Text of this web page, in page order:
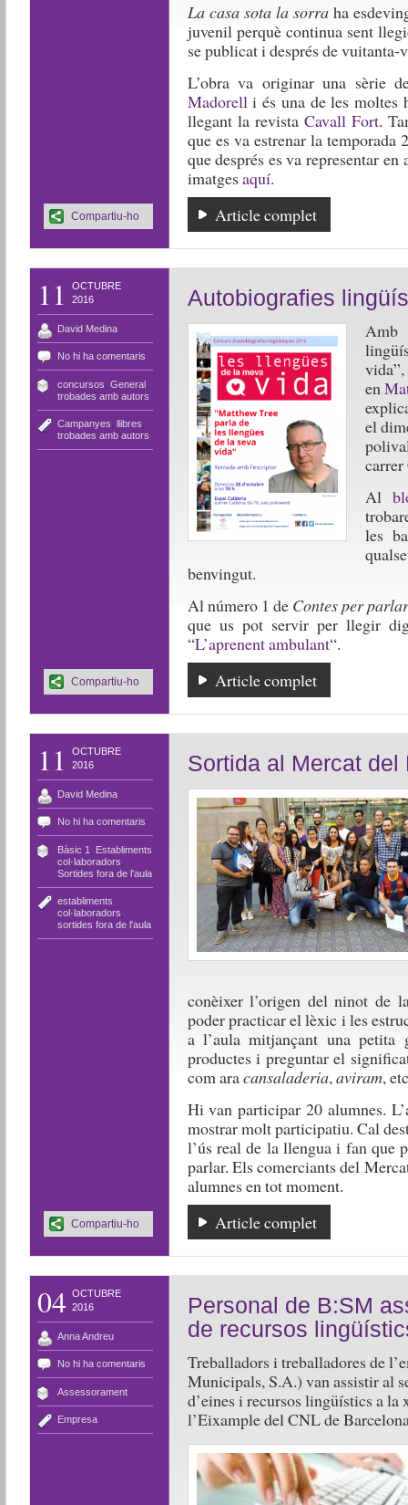
La casa sota la sorra ha
juvenil perquè continua sent
se publicat i després de vuitanta-
L’obra va originar una sèrie
Madorelli és una de les moltes
llegant la revista Cavall Fort.
que es va estrenar la temporada
que després es va representar
imatgesaquí.
Article complet
Compartiu-ho
11
OCTUBRE
2016
David Medina
No hi ha comentaris
concursos General,
trobades amb autors
Campanyes llibres
trobades amb autors
Autobiografies
Amb
en
el
carrer
Al
les
benvingut.
Al número 1 de Contes per parlar
que us pot servir per llegir
“L’aprenent ambulant“.
Article complet
Compartiu-ho
11
OCTUBRE
2016
David Medina
No hi ha comentaris
Bàsic 1
Establiments
col·laboradors
Sortides fora de l'aula
establiments
col·laboradors
sortides fora de l'aula
Sortida al Mercat del
conèixer l’origen del ninot de
poder practicar el lèxic i les
a l’aula mitjançant una petita
productes i preguntar el
com aracansaladeria,aviram,
Hi van participar 20 alumnes.
mostrar molt participatiu. Cal
l’ús real de la llengua i fan que
parlar. Els comerciants del
alumnes en tot moment.
Article complet
Compartiu-ho
04 OCTUBRE
2016
Anna Andreu
No hi ha comentaris
Assessorament
Empresa
Personal de B:SM
de recursos
Treballadors i treballadores de
Municipals, S.A.) van assistir al
d’eines i recursos lingüístics a
l’Eixample del CNL de